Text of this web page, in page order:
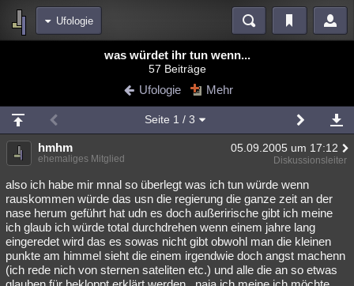
Ufologie
Blogs
Chat Wiki Neuigkeiten
meine Rubriken
Menschen Mystery Kriminalfälle
Spiritualität Verschwörungen Technologie Ufologie
Natur Umfragen Unterhaltung
weitere Rubriken
Philosophie Träume Orte Esoterik Literatur
was würdet ihr tun wenn...
57 Beiträge
Ufologie Mehr
Seite 1 / 3
hmhm 05.09.2005 um 17:12
ehemaliges Mitglied Diskussionsleiter
also ich habe mir mnal so überlegt was ich tun würde wenn
rauskommen würde das usn die regierung die ganze zeit an der
nase herum geführt hat udn es doch außerirische gibt ich meine
ich glaub ich würde total durchdrehen wenn einem jahre lang
eingeredet wird das es sowas nicht gibt obwohl man die kleinen
punkte am himmel sieht die einem irgendwie doch angst machenn
(ich rede nich von sternen sateliten etc.) und alle die an so etwas